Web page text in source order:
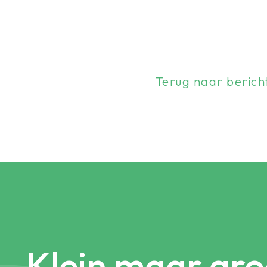
Terug naar